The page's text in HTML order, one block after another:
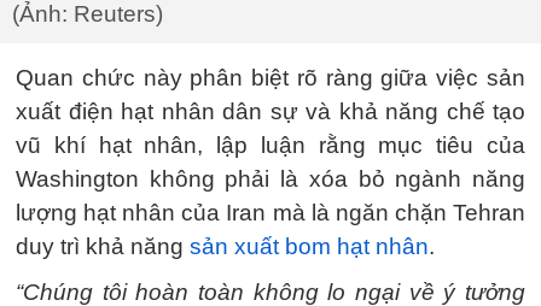
(Ảnh: Reuters)
Quan chức này phân biệt rõ ràng giữa việc sản
xuất điện hạt nhân dân sự và khả năng chế tạo
vũ khí hạt nhân, lập luận rằng mục tiêu của
Washington không phải là xóa bỏ ngành năng
lượng hạt nhân của Iran mà là ngăn chặn Tehran
duy trì khả năng sản xuất bom hạt nhân.
“Chúng tôi hoàn toàn không lo ngại về ý tưởng